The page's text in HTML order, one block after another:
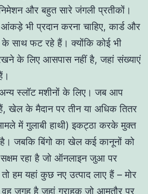
और बहुत सारे जंगली प्रतीकों।
भी प्रदान करना चाहिए, कार्ड और
के साथ फट रहे हैं। क्योंकि कोई भी
के लिए आसपास नहीं है, जहां संख्याएं
स्लॉट मशीनों के लिए। जब आप
के मैदान पर तीन या अधिक तितर
में गुलाबी हाथी) इकट्ठा करके मुक्त
है। जबकि बिंगो का खेल कई कानूनों को
रहा है जो ऑनलाइन जुआ पर
हम यहां कुछ नए उत्पाद लाए हैं – मोर
वह जगह है जहां ग्राहक जो आमतौर पर